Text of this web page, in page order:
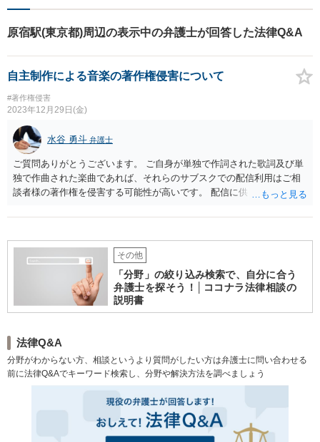
います。
原宿駅(東京都)周辺の表示中の弁護士が回答した法律Q&A
自主制作による音楽の著作権侵害について
#著作権侵害
2023年12月29日(金)
水谷 勇斗 弁護士
ご質問ありがとうございます。 ご自身が単独で作詞された歌詞及び単
独で作曲された楽曲であれば、それらのサブスクでの配信利用はご相
談者様の著作権を侵害する可能性が高いです。 配信に供している原盤
を踏まえると、ご指摘のとおり、関与したそれぞれの方が有する可能
「１人」の反対で原盤の利用停止を求めることは一般論としては難し
い可能性が高いです。 もっとも、原盤を利用するということは、原盤
に固定されている歌詞と楽曲を利用することになりますので、原盤よ
りは、歌詞又は楽曲の著作権を侵害していることを理由として配信の
停止を要求する交渉が一案かもしれません。また、JASRAC等の管理
力にはなるかもしれません（かつ、ご相談者に使用料収入が入る可能
性があります）ので、並行してご検討いただくことも宜しいかと存じ
ます。 ご検討のほどよろしくお願いします。
その他
「分野」の絞り込み検索で、自分に合う
弁護士を探そう！│ココナラ法律相談の
説明書
法律Q&A
分野がわからない方、相談というより質問がしたい方は弁護士に問い合わせる
前に法律Q&Aでキーワード検索し、分野や解決方法を調べましょう